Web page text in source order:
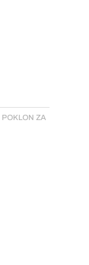
POKLON ZA